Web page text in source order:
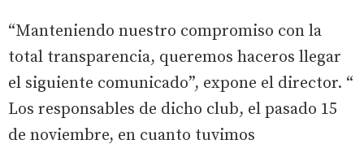
“Manteniendo nuestro compromiso con la
total transparencia, queremos haceros llegar
el siguiente comunicado”, expone el director. “
Los responsables de dicho club, el pasado 15
de noviembre, en cuanto tuvimos